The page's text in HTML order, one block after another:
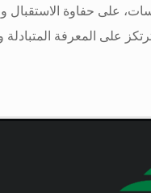
على حفاوة الاستقبال
على المعرفة